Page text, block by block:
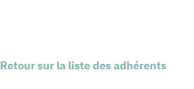
Retour sur la liste des adhérents